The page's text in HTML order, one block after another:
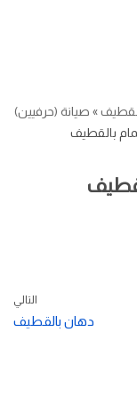
» صيانة (حرفيين)
بالقطيف
التالي
دهان بالقطيف